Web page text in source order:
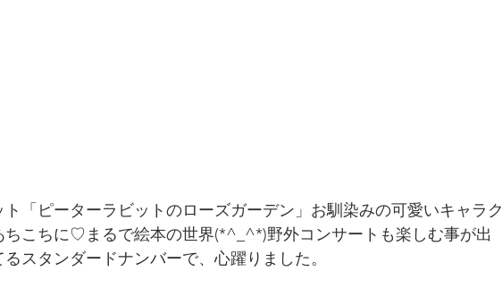
「ピーターラビットのローズガーデン」お馴染みの可愛いキャラク
ちこちに♡まるで絵本の世界(*^_^*)野外コンサートも楽しむ事が出
スタンダードナンバーで、心躍りました。